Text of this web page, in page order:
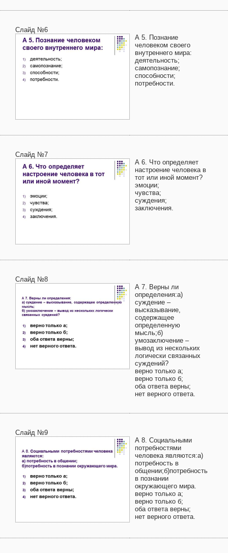
Слайд №6
А 5. Познание
человеком своего
внутреннего мира:
деятельность;
самопознание;
способности;
потребности.
Слайд №7
А 6. Что определяет
настроение человека в
тот или иной момент?
эмоции;
чувства;
суждения;
заключения.
Слайд №8
А 7. Верны ли
определения:а)
суждение –
высказывание,
содержащее
определенную
мысль;б)
умозаключение –
вывод из нескольких
логически связанных
суждений?
верно только а;
верно только б;
оба ответа верны;
нет верного ответа.
Слайд №9
А 8. Социальными
потребностями
человека являются:а)
потребность в
общении;б)потребность
в познании
окружающего мира.
верно только а;
верно только б;
оба ответа верны;
нет верного ответа.